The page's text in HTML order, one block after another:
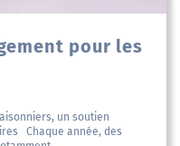
pour les
un soutien
Chaque année, des